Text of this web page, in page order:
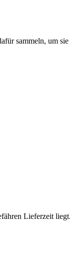
sammeln, um
Lieferzeit liegt.